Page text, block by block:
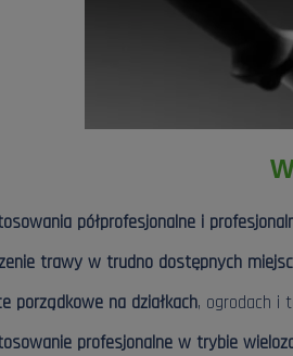
półprofesjonalne i
trawy w trudno dostępnych
porządkowe na działkach, ogrodach i
profesjonalne w trybie